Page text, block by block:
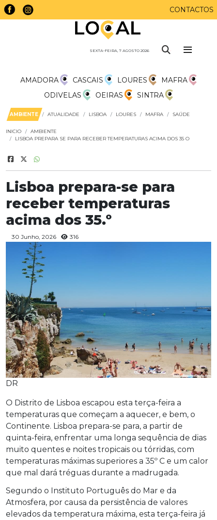
CONTACTOS
SEXTA-FEIRA, 7 AGOSTO 2026
AMADORA CASCAIS LOURES
MAFRA
ODIVELAS
OEIRAS SINTRA
AMBIENTE ATUALIDADE LISBOA LOURES MAFRA SAÚDE
INICIO
AMBIENTE
LISBOA PREPARA SE PARA RECEBER TEMPERATURAS ACIMA DOS 35 O
Lisboa prepara-se para
receber temperaturas
acima dos 35.º
30 Junho, 2026 316
DR
O Distrito de Lisboa escapou esta terça-feira a
temperaturas que começam a aquecer, e bem, o
Continente. Lisboa prepara-se para, a partir de
quinta-feira, enfrentar uma longa sequência de dias
muito quentes e noites tropicais ou tórridas, com
temperaturas máximas superiores a 35º C e um calor
que mal dará tréguas durante a madrugada.
Segundo o Instituto Português do Mar e da
Atmosfera, por causa da persistência de valores
elevados da temperatura máxima, esta terça-feira já